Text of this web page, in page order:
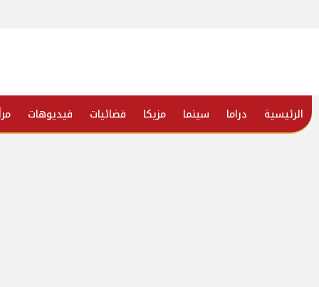
الرئيسية دراما سينما مزيكا فضائيات فيديوهات